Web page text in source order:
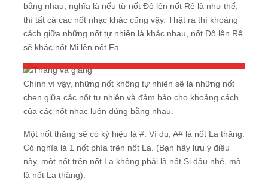
bằng nhau, nghĩa là nếu từ nốt Đô lên nốt Rê là như thế,
thì tất cả các nốt nhạc khác cũng vậy. Thật ra thì khoảng
cách giữa những nốt tự nhiên là khác nhau, nốt Đô lên Rê
sẽ khác nốt Mi lên nốt Fa.
Chính vì vậy, những nốt không tự nhiên sẽ là những nốt
chen giữa các nốt tự nhiên và đảm bảo cho khoảng cách
của các nốt nhạc luôn đúng bằng nhau.
Một nốt thăng sẽ có ký hiệu là #. Ví dụ, A# là nốt La thăng.
Có nghĩa là 1 nốt phía trên nốt La. (Bạn hãy lưu ý điều
này, một nốt trên nốt La không phải là nốt Si đâu nhé, mà
là nốt La thăng).